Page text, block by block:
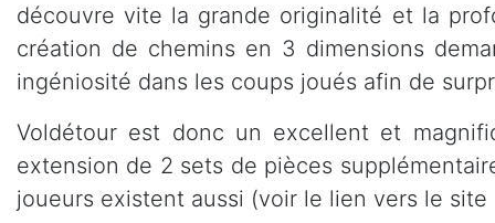
découvre vite la grande originalité et la
création de chemins en 3 dimensions
ingéniosité dans les coups joués afin de
Voldétour est donc un excellent et
extension de 2 sets de pièces
joueurs existent aussi (voir le lien vers le